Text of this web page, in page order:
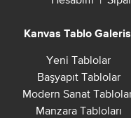
Kanvas Tablo
Yeni Tablolar
Başyapıt Tablolar
Modern Sanat
Manzara Tabloları